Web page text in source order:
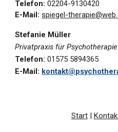
Telefon:02204-9130420
E-Mail:spiegel-
Stefanie Müller
Privatpraxis für Psychotherapie
Telefon: 01575 5894365
E-Mail:
Start|